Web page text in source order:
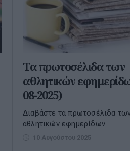
Τα πρωτοσέλιδα των
αθλητικών
08-2025)
Διαβάστε τα πρωτοσέλιδα
αθλητικών εφημερίδων.
10 Αυγούστου 2025